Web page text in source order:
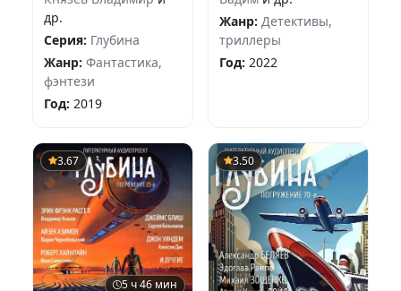
др.
Серия: Глубина
Жанр: Фантастика,
фэнтези
Год: 2019
Жанр: Детективы,
триллеры
Год: 2022
3.67
5 ч 46 мин
3.50